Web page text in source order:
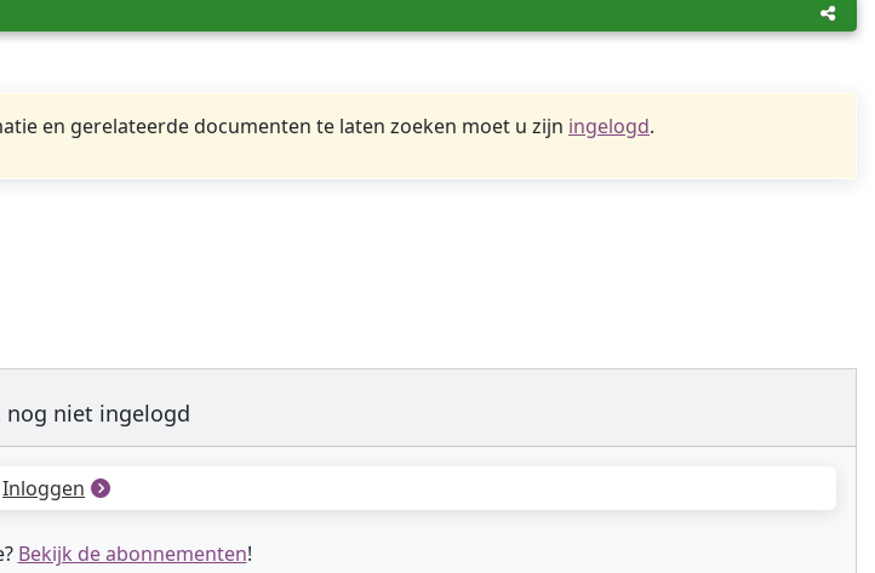
en gerelateerde documenten te laten zoeken moet u zijn ingelogd.
nog niet ingelogd
Inloggen
Bekijk de abonnementen!